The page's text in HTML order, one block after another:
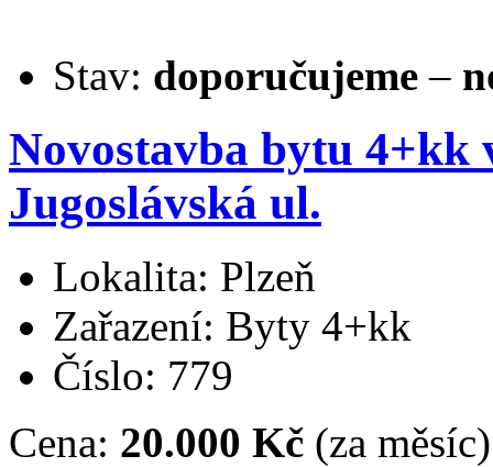
Stav: doporučujeme –
Novostavba bytu 4+kk
Jugoslávská ul.
Lokalita: Plzeň
Zařazení: Byty 4+kk
Číslo: 779
Cena: 20.000 Kč (za měsíc)